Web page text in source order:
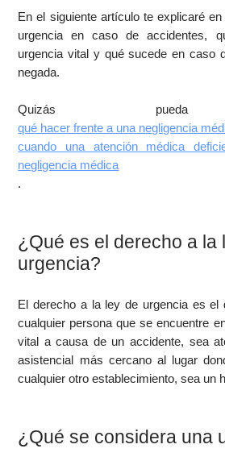
En el siguiente artículo te explicaré
urgencia en caso de accidentes,
urgencia vital y qué sucede en caso
negada.
Quizás pueda
qué hacer frente a una negligencia
cuando una atención médica
negligencia médica
.
¿Qué es el derecho a la
urgencia?
El derecho a la ley de urgencia es el
cualquier persona que se encuentre
vital a causa de un accidente, sea
asistencial más cercano al lugar
cualquier otro establecimiento, sea un
¿Qué se considera una